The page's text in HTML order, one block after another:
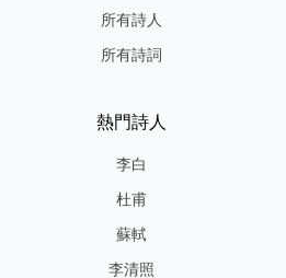
所有詩人
所有詩詞
熱門詩人
李白
杜甫
蘇軾
李清照